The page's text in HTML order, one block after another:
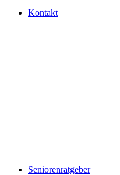
Kontakt
Seniorenratgeber